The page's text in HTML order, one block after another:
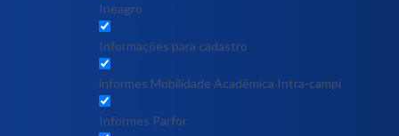
Ineagro
Informações para cadastro
informes Mobilidade Acadêmica Intra-campi
Informes Parfor